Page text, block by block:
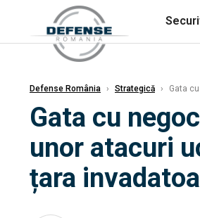
Defense România › Strategică › Gata
Gata cu
unor atacuri
țara